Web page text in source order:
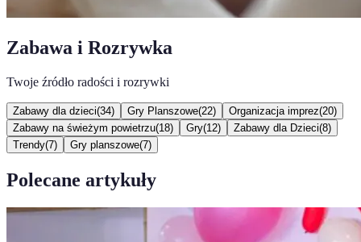
Zabawa i Rozrywka
Twoje źródło radości i rozrywki
Zabawy dla dzieci(34) Gry Planszowe(22) Organizacja imprez(20)
Zabawy na świeżym powietrzu(18) Gry(12) Zabawy dla Dzieci(8)
Trendy(7) Gry planszowe(7)
Polecane artykuły